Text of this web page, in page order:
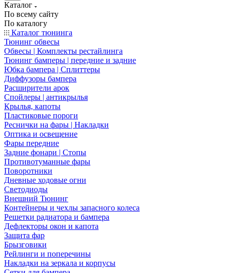
Каталог
По всему сайту
По каталогу
Каталог тюнинга
Тюнинг обвесы
Обвесы | Комплекты рестайлинга
Тюнинг бамперы | передние и задние
Юбка бампера | Сплиттеры
Диффузоры бампера
Расширители арок
Спойлеры | антикрылья
Крылья, капоты
Пластиковые пороги
Реснички на фары | Накладки
Оптика и освещение
Фары передние
Задние фонари | Стопы
Противотуманные фары
Поворотники
Дневные ходовые огни
Светодиоды
Внешний Тюнинг
Контейнеры и чехлы запасного колеса
Решетки радиатора и бампера
Дефлекторы окон и капота
Защита фар
Брызговики
Рейлинги и поперечины
Накладки на зеркала и корпусы